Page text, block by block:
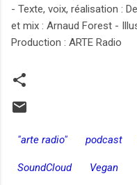
- Texte, voix, réalisation :
et mix : Arnaud Forest -
Production : ARTE Radio
"arte radio" podcast
SoundCloud Vegan